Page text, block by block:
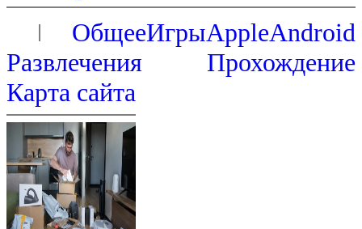
ОбщееИгрыAppleAndroid
Развлечения
Прохождение
Карта сайта